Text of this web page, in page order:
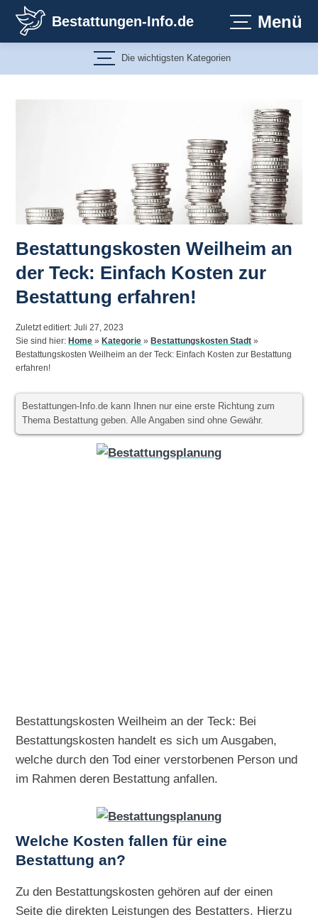
Inhalt
springen
Bestattungen-Info.de Menü
Die wichtigsten Kategorien
Bestattungskosten Weilheim an
der Teck: Einfach Kosten zur
Bestattung erfahren!
Zuletzt editiert: Juli 27, 2023
Sie sind hier:Home »Kategorie »Bestattungskosten Stadt »
Bestattungskosten Weilheim an der Teck: Einfach Kosten zur Bestattung
erfahren!
Bestattungen-Info.de kann Ihnen nur eine erste Richtung zum
Thema Bestattung geben. Alle Angaben sind ohne Gewähr.
Bestattungskosten Weilheim an der Teck: Bei
Bestattungskosten handelt es sich um Ausgaben,
welche durch den Tod einer verstorbenen Person und
im Rahmen deren Bestattung anfallen.
Welche Kosten fallen für eine
Bestattung an?
Zu den Bestattungskosten gehören auf der einen
Seite die direkten Leistungen des Bestatters. Hierzu